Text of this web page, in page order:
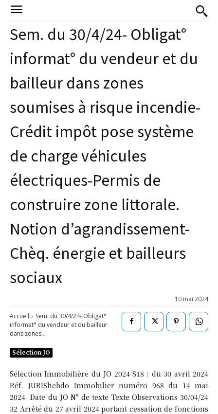
Sem. du 30/4/24- Obligat°
informat° du vendeur et du
bailleur dans zones
soumises à risque incendie-
Crédit impôt pose système
de charge véhicules
électriques-Permis de
construire zone littorale.
Notion d’agrandissement-
Chèq. énergie et bailleurs
sociaux
10 mai 2024
Accueil
Sem. du 30/4/24- Obligat°
informat° du vendeur et du bailleur
dans zones...
Sélection JO
Sélection Immobilière du JO 2024 S18 : du 30 avril 2024
Réf. JURIShebdo Immobilier numéro 968 du 14 mai
2024 Date du JO N° de texte Texte Observations 30/04/24
32 Arrêté du 27 avril 2024 portant cessation de fonctions